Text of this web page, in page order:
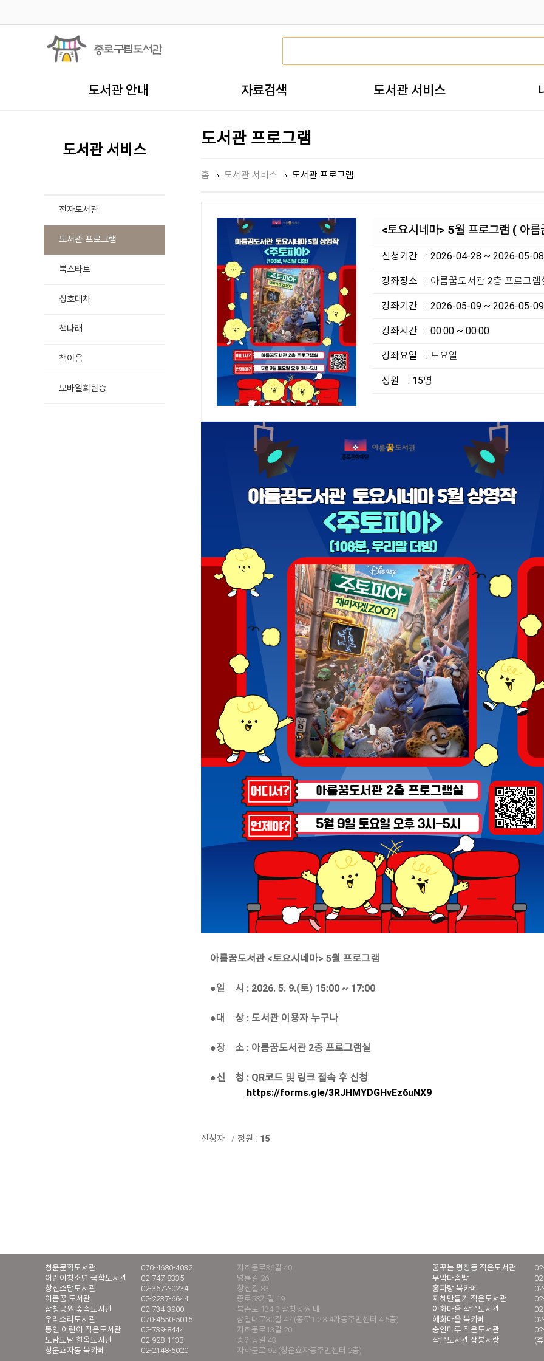
도서관 안내 자료검색 도서관 서비스
도서관 서비스
전자도서관
도서관 프로그램
북스타트
상호대차
책나래
책이음
모바일회원증
도서관 프로그램
홈 도서관 서비스 도서관 프로그램
<토요시네마> 5월 프로그램 ( 아
신청기간 : 2026-04-28 ~ 2026-05-08
강좌장소 : 아름꿈도서관 2층 프로그램
강좌기간 : 2026-05-09 ~ 2026-05-09
강좌시간 : 00:00 ~ 00:00
강좌요일 : 토요일
정원 : 15명
아름꿈도서관 <토요시네마> 5월 프로그램
●일 시 : 2026. 5. 9.(토) 15:00 ~ 17:00
●대 상 : 도서관 이용자 누구나
●장 소 : 아름꿈도서관 2층 프로그램실
●신 청 : QR코드 및 링크 접속 후 신청
https://forms.gle/3RJHMYDGHvEz6uNX9
신청자 : / 정원 : 15
청운문학도서관 070-4680-4032
자하문로36길 40
어린이청소년 국학도서관
02-747-8335
명륜길 26
창신소담도서관
02-3672-0234
창신길 83
아름꿈 도서관
02-2237-6644
종로58가길 19
삼청공원 숲속도서관
02-734-3900
북촌로 134-3 삼청공원 내
우리소리도서관
070-4550-5015
삼일대로30길 47 (종로1.2.3.4가동주민센터 4,5층)
통인 어린이 작은도서관
02-739-8444
자하문로13길 20
도담도담 한옥도서관
02-928-1133
숭인동길 43
청운효자동 북카페
02-2148-5020 자하문로 92 (청운효자동주민센터 2층)
꿈꾸는 평창동 작은도서관
무악다솜방
홍파랑 북카페
지혜만들기 작은도서관
이화마을 작은도서관
혜화마을 북카페
숭인마루 작은도서관
작은도서관 삼봉서랑
(